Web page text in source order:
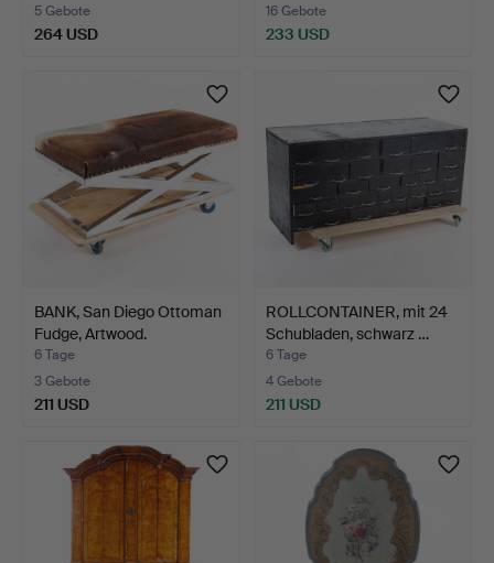
5 Gebote
264 USD
16 Gebote
233 USD
BANK, San Diego Ottoman
Fudge, Artwood.
6 Tage
3 Gebote
211 USD
ROLLCONTAINER, mit 24
Schubladen, schwarz …
6 Tage
4 Gebote
211 USD